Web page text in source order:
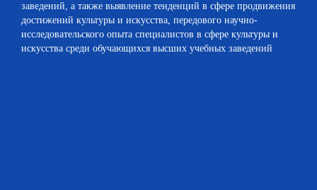
заведений, а также выявление тенденций в сфере продвижения
достижений культуры и искусства, передового научно-
исследовательского опыта специалистов в сфере культуры и
искусства среди обучающихся высших учебных заведений